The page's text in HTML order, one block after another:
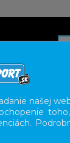
BODY
našej